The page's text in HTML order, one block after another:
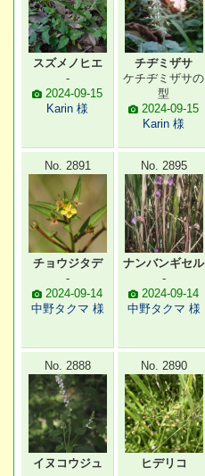
スズメノヒエ
-
2024-09-15
Karin 様
チヂミザサ
ケチヂミザサの
型
2024-09-15
Karin 様
No. 2891
チョウジタデ
-
2024-09-14
中野タクマ 様
No. 2895
ナンバンギセル
-
2024-09-14
中野タクマ 様
No. 2888
イヌコウジュ
No. 2890
ヒデリコ